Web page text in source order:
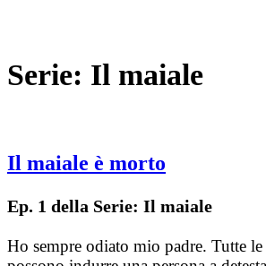
Serie: Il maiale
Il maiale è morto
Ep. 1 della Serie: Il maiale
Ho sempre odiato mio padre. Tutte le